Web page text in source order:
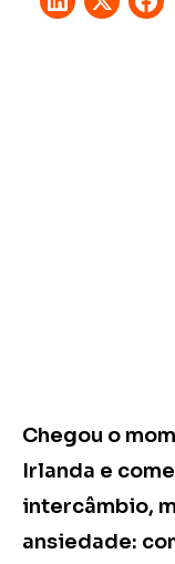
Chegou o
Irlanda e
intercâmbio,
ansiedade: